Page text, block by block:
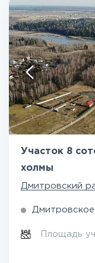
Участок 8
холмы
Дмитровский
Площадь